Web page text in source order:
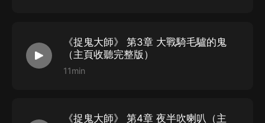
《捉鬼大師》 第3章 大戰騎毛驢的鬼
（主頁收聽完整版）
11min
《捉鬼大師》 第4章 夜半吹喇叭（主